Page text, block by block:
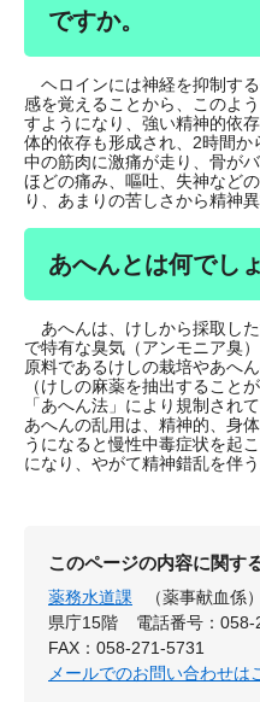
ですか。
ヘロインには神経を抑制す
感を覚えることから、このよ
すようになり、強い精神的依
体的依存も形成され、2時間
中の筋肉に激痛が走り、骨が
ほどの痛み、嘔吐、失神など
り、あまりの苦しさから精神
あへんとは何でし
あへんは、けしから採取し
で特有な臭気（アンモニア臭
原料であるけしの栽培やあへ
（けしの麻薬を抽出すること
「あへん法」により規制されて
あへんの乱用は、精神的、身
うになると慢性中毒症状を起
になり、やがて精神錯乱を伴
このページの内容に関す
薬務水道課
（薬事献血係）
県庁15階
電話番号：
FAX：058-271-5731
メールでのお問い合わせは